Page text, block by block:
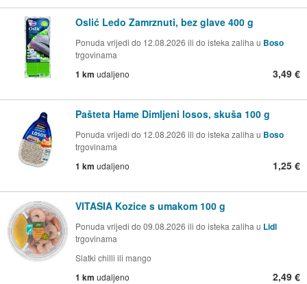
Oslić Ledo Zamrznuti, bez glave 400 g
Ponuda vrijedi do 12.08.2026 ili do isteka zaliha u Boso
trgovinama
1 km udaljeno 3,49 €
Pašteta Hame Dimljeni losos, skuša 100 g
Ponuda vrijedi do 12.08.2026 ili do isteka zaliha u Boso
trgovinama
1 km udaljeno 1,25 €
VITASIA Kozice s umakom 100 g
Ponuda vrijedi do 09.08.2026 ili do isteka zaliha u Lidl
trgovinama
Slatki chilli ili mango
1 km udaljeno 2,49 €